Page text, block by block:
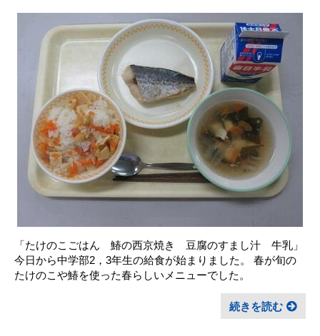
「たけのこごはん 鰆の西京焼き 豆腐のすまし汁 牛乳」
今日から中学部2，3年生の給食が始まりました。 春が旬の
たけのこや鰆を使った春らしいメニューでした。
続きを読む